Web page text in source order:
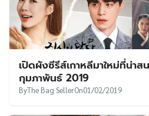
เปิดผังซีรีส์เกาหลีมาใหม่ที่น่าส
กุมภาพันธ์ 2019
ByThe Bag SellerOn01/02/2019